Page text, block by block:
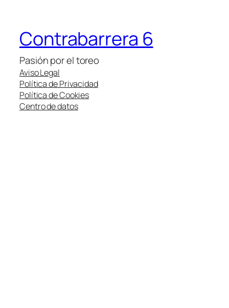
Contrabarrera 6
Pasión por el toreo
Aviso Legal
Política de Privacidad
Política de Cookies
Centro de datos